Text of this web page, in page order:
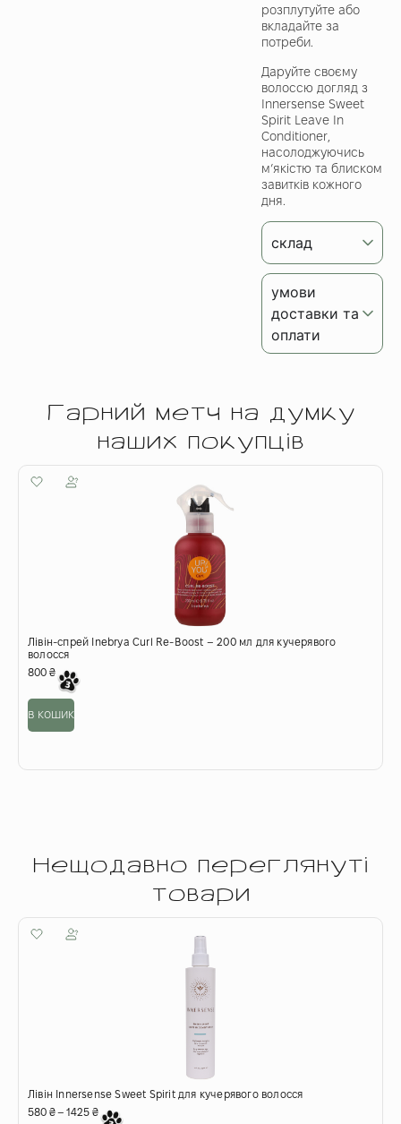
розплутуйте або
вкладайте за
потреби.
Даруйте своєму
волоссю догляд з
Innersense Sweet
Spirit Leave In
Conditioner,
насолоджуючись
м’якістю та блиском
завитків кожного
дня.
склад
умови
доставки та
оплати
Гарний метч на думку
наших покупців
Лівін-спрей Inebrya Curl Re-Boost – 200 мл для кучерявого
волосся
800 ₴
в кошик
Нещодавно переглянуті
товари
Лівін Innersense Sweet Spirit для кучерявого волосся
580 ₴– 1425 ₴